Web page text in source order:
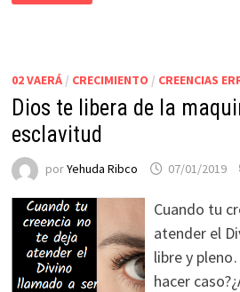
02 VAERÁ/ CRECIMIENTO / CREENCIAS
Dios te libera de la
esclavitud
porYehuda Ribco 07/01/2019
Cuando tu
atender el
libre y
hacer